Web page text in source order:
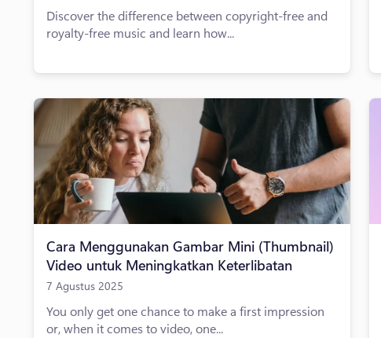
Discover the difference between copyright-free and
royalty-free music and learn how...
Cara Menggunakan Gambar Mini (Thumbnail)
Video untuk Meningkatkan Keterlibatan
7 Agustus 2025
You only get one chance to make a first impression
or, when it comes to video, one...